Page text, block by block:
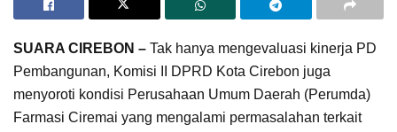
SUARA CIREBON – Tak hanya mengevaluasi kinerja PD
Pembangunan, Komisi II DPRD Kota Cirebon juga
menyoroti kondisi Perusahaan Umum Daerah (Perumda)
Farmasi Ciremai yang mengalami permasalahan terkait